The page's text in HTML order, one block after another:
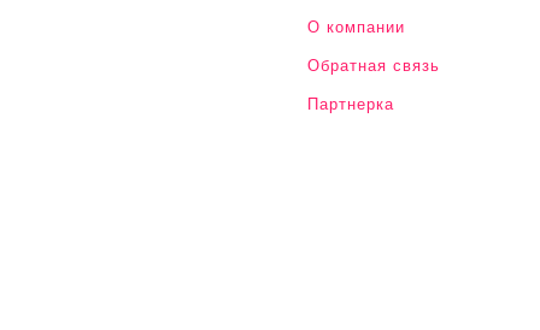
О компании
Обратная связь
Партнерка